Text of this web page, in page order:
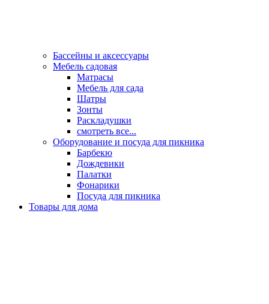
Бассейны и аксессуары
Мебель садовая
Матрасы
Мебель для сада
Шатры
Зонты
Раскладушки
смотреть все...
Оборудование и посуда для пикника
Барбекю
Дождевики
Палатки
Фонарики
Посуда для пикника
Товары для дома